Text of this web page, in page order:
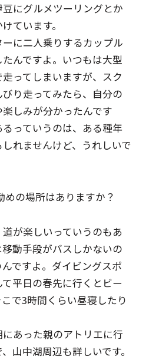
にグルメツーリングとか
ています。
に二人乗りするカップル
んですよ。いつもは大型
ってしまいますが、スク
り走ってみたら、自分の
しみが分かったんです
っていうのは、ある種年
れませんけど、うれしいで
の場所はありますか？
が楽しいっていうのもあ
動手段がバスしかないの
ですよ。ダイビングスポ
平日の春先に行くとビー
で3時間くらい昼寝したり
あった親のアトリエに行
山中湖周辺も詳しいです。